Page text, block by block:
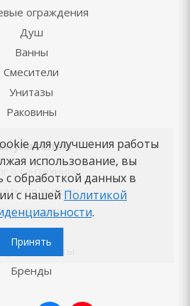
ограждения
Душ
Ванны
Смесители
Унитазы
Раковины
о сантехнике
по выбору
заказать
Новости
ответы
Бренды
для улучшения работы
использование, вы
с обработкой данных в
с нашей Политикой
.
Принять